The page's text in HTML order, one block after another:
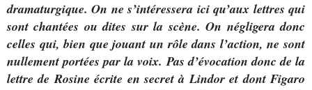
dramaturgique. On ne s’intéressera ici qu’aux lettres qui
sont chantées ou dites sur la scène. On négligera donc
celles qui, bien que jouant un rôle dans l’action, ne sont
nullement portées par la voix. Pas d’évocation donc de la
lettre de Rosine écrite en secret à Lindor et dont Figaro